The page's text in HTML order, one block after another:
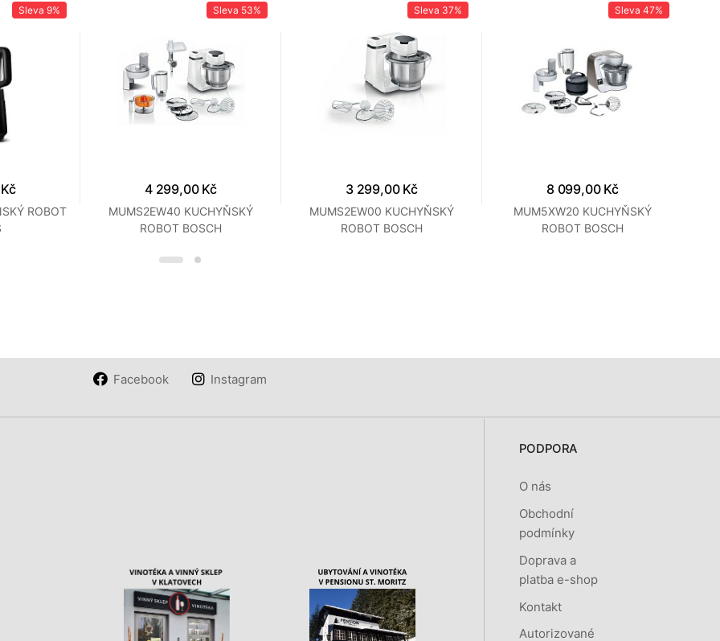
Sleva 9%
ROBOT
Sleva 53%
4 299,00 Kč
MUMS2EW40 KUCHYŇSKÝ
ROBOT BOSCH
Sleva 37%
3 299,00 Kč
MUMS2EW00 KUCHYŇSKÝ
ROBOT BOSCH
Sleva 47%
8 099,00 Kč
MUM5XW20 KUCHYŇSKÝ
ROBOT BOSCH
Facebook Instagram
PODPORA
O nás
Obchodní
podmínky
Doprava a
platba e-shop
Kontakt
Autorizované